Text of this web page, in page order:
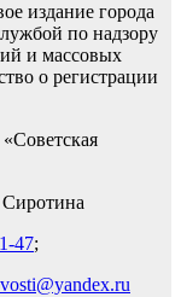
издание города
по надзору
и массовых
о регистрации
47;